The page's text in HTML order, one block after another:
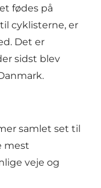
fødes på
cyklisterne, er
Det er
sidst blev
samlet set til
mest
veje og